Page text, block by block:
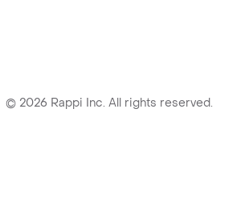
© 2026 Rappi Inc. All rights reserved.